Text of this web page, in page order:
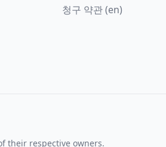
청구 약관 (en)
their respective owners.